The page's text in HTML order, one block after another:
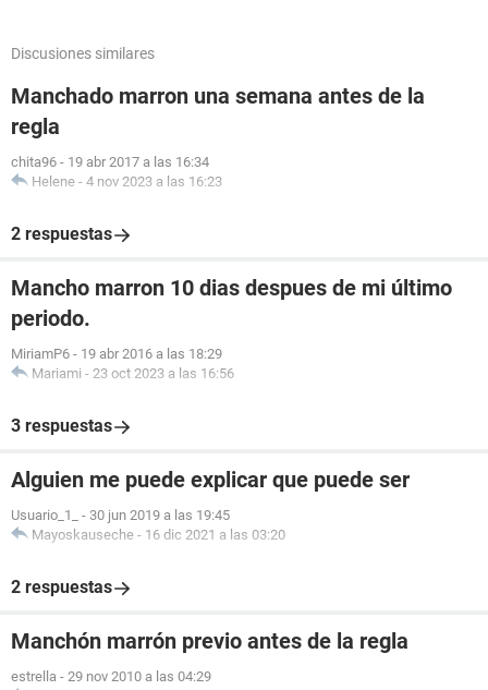
Discusiones similares
Manchado marron una semana antes de la
regla
chita96 - 19 abr 2017 a las 16:34
Helene - 4 nov 2023 a las 16:23
2 respuestas
Mancho marron 10 dias despues de mi último
periodo.
MiriamP6 - 19 abr 2016 a las 18:29
Mariami - 23 oct 2023 a las 16:56
3 respuestas
Alguien me puede explicar que puede ser
Usuario_1_ - 30 jun 2019 a las 19:45
Mayoskauseche - 16 dic 2021 a las 03:20
2 respuestas
Manchón marrón previo antes de la regla
estrella - 29 nov 2010 a las 04:29